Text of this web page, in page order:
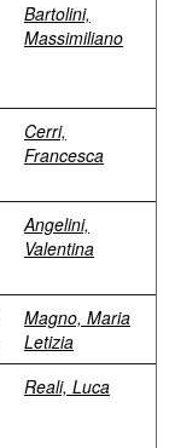
Bartolini,
Massimiliano
Cerri,
Francesca
Angelini,
Valentina
Magno, Maria
Letizia
Reali, Luca